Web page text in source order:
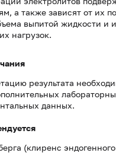
а также зависят от их
выпитой жидкости и
нагрузок.
результата
данных.
(клиренс